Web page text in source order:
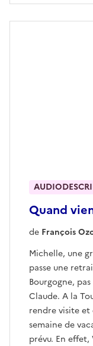
Quand
de François
Michelle, une
passe une
Bourgogne,
Claude. A la
rendre visite et
semaine de
prévu. En effet,